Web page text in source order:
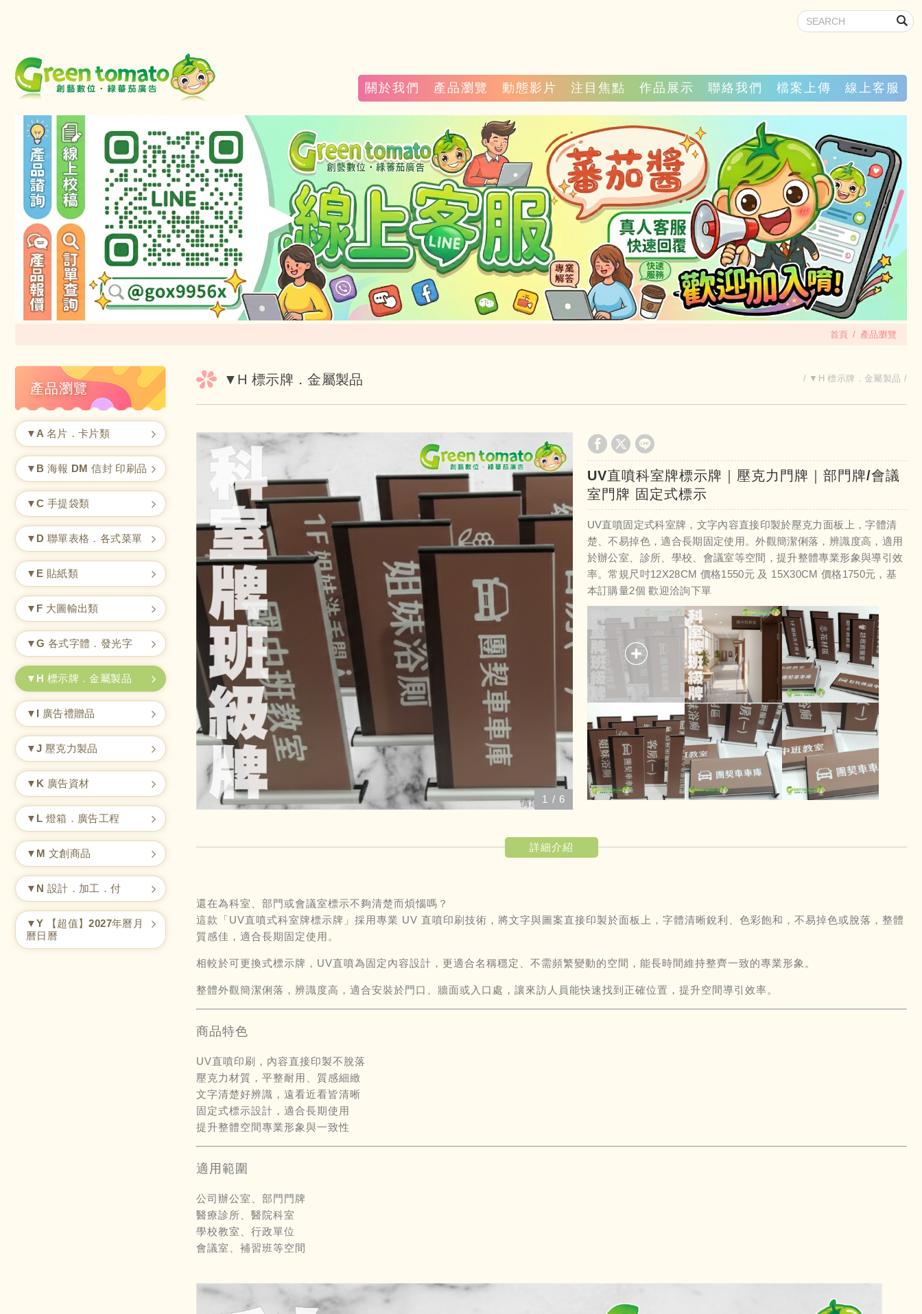
關於我們 產品瀏覽 動態影片 注目焦點 作品展示 聯絡我們 檔案上傳 線上客服
首頁 產品瀏覽
產品瀏覽
▼A 名片．卡片類
▼B 海報 DM 信封 印刷品
▼C 手提袋類
▼D 聯單表格．各式菜單
▼E 貼紙類
▼F 大圖輸出類
▼G 各式字體．發光字
▼H 標示牌．金屬製品
▼I 廣告禮贈品
▼J 壓克力製品
▼K 廣告資材
▼L 燈箱．廣告工程
▼M 文創商品
▼N 設計．加工．付
▼Y 【超值】2027年曆月
曆日曆
▼H 標示牌．金屬製品 ▼H 標示牌．金屬製品
UV直噴科室牌標示牌｜壓克力門牌｜部門牌/會議
室門牌 固定式標示
UV直噴固定式科室牌，文字內容直接印製於壓克力面板上，字體清
楚、不易掉色，適合長期固定使用。外觀簡潔俐落，辨識度高，適用
於辦公室、診所、學校、會議室等空間，提升整體專業形象與導引效
率。常規尺吋12X28CM 價格1550元 及 15X30CM 價格1750元，基
本訂購量2個 歡迎洽詢下單
1 / 6
詳細介紹
還在為科室、部門或會議室標示不夠清楚而煩惱嗎？
這款「UV直噴式科室牌標示牌」採用專業 UV 直噴印刷技術，將文字與圖案直接印製於面板上，字體清晰銳利、色彩飽和，不易掉色或脫落，整體
質感佳，適合長期固定使用。
相較於可更換式標示牌，UV直噴為固定內容設計，更適合名稱穩定、不需頻繁變動的空間，能長時間維持整齊一致的專業形象。
整體外觀簡潔俐落，辨識度高，適合安裝於門口、牆面或入口處，讓來訪人員能快速找到正確位置，提升空間導引效率。
商品特色
UV直噴印刷，內容直接印製不脫落
壓克力材質，平整耐用、質感細緻
文字清楚好辨識，遠看近看皆清晰
固定式標示設計，適合長期使用
提升整體空間專業形象與一致性
適用範圍
公司辦公室、部門門牌
醫療診所、醫院科室
學校教室、行政單位
會議室、補習班等空間